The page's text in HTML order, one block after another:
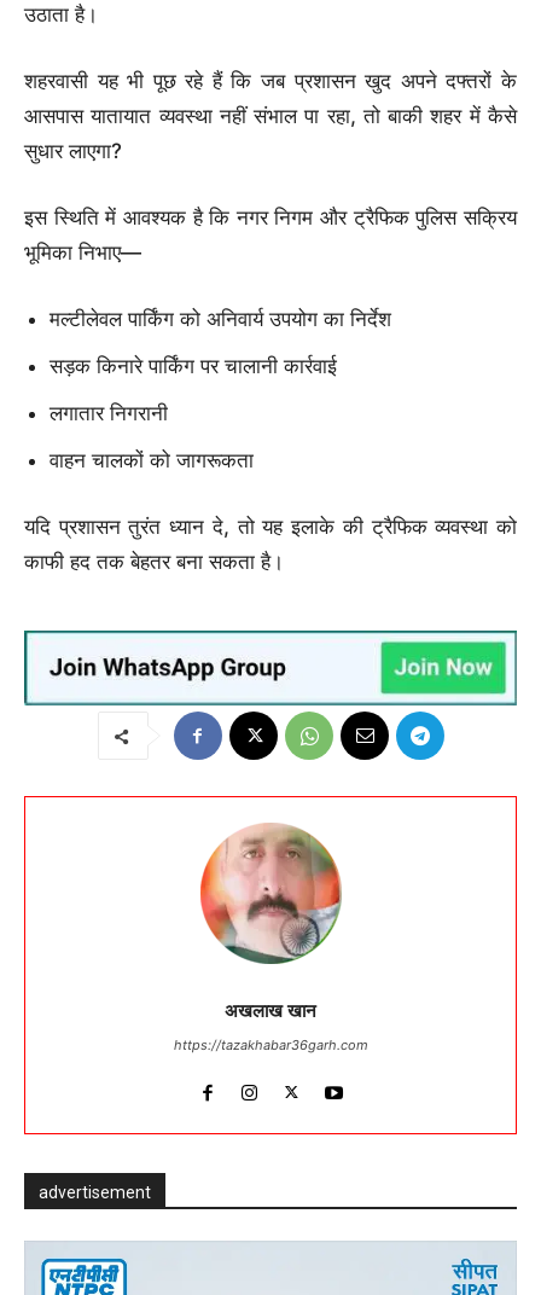
उठाता है।
शहरवासी यह भी पूछ रहे हैं कि जब प्रशासन खुद अपने दफ्तरों के
आसपास यातायात व्यवस्था नहीं संभाल पा रहा, तो बाकी शहर में कैसे
सुधार लाएगा?
इस स्थिति में आवश्यक है कि नगर निगम और ट्रैफिक पुलिस सक्रिय
भूमिका निभाए—
मल्टीलेवल पार्किंग को अनिवार्य उपयोग का निर्देश
सड़क किनारे पार्किंग पर चालानी कार्रवाई
लगातार निगरानी
वाहन चालकों को जागरूकता
यदि प्रशासन तुरंत ध्यान दे, तो यह इलाके की ट्रैफिक व्यवस्था को
काफी हद तक बेहतर बना सकता है।
अखलाख खान
https://tazakhabar36garh.com
advertisement